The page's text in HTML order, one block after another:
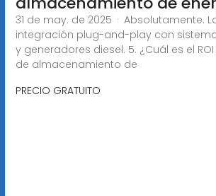
31 de may. de 2025 · Absolutamente.
integración plug-and-play con
y generadores diesel. 5. ¿Cuál es el
de almacenamiento de
PRECIO GRATUITO